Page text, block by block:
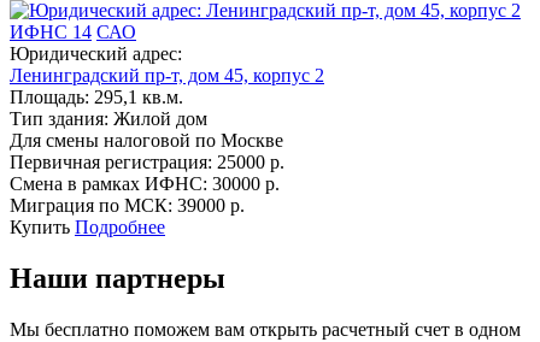
ИФНС 14 САО
Юридический адрес:
Ленинградский пр-т, дом 45, корпус 2
Площадь: 295,1 кв.м.
Тип здания: Жилой дом
Для смены налоговой по Москве
Первичная регистрация: 25000 р.
Смена в рамках ИФНС: 30000 р.
Миграция по МСК: 39000 р.
Купить Подробнее
Наши партнеры
Мы бесплатно поможем вам открыть расчетный счет в одном